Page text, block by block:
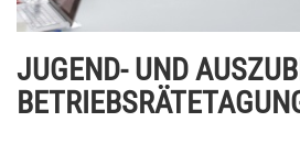
JUGEND- UND